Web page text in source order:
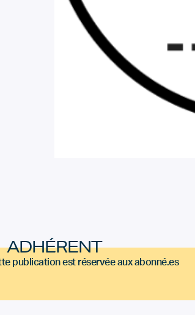
ADHÉRENT
publication est réservée aux abonné.es